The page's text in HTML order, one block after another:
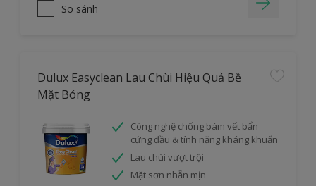
So sánh
Dulux Easyclean Lau Chùi Hiệu Quả Bề
Mặt Bóng
Công nghệ chống bám vết bẩn
cứng đầu & tính năng kháng khuẩn
Lau chùi vượt trội
Mặt sơn nhẵn mịn